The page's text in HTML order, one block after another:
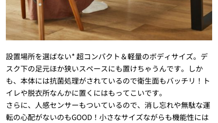
設置場所を選ばない* 超コンパクト＆軽量のボディサイズ。デ
スク下の足元ほか狭いスペースにも置けちゃうんです。しか
も、本体には抗菌処理がされているので衛生面もバッチリ！ト
イレや脱衣所なんかに置くにはもってこいです。
さらに、人感センサーもついているので、消し忘れや無駄な運
転の心配がないのもGOOD！小さなサイズながらも機能性には